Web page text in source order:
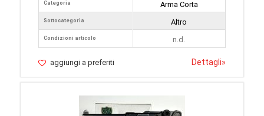
Categoria
Sottocategoria
Condizioni articolo
Arma Corta
Altro
n.d.
aggiungi a preferiti Dettagli»